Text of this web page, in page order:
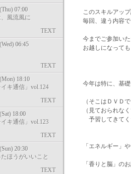
07:00
風流風に
TEXT
06:45
TEXT
18:10
イキ通信」vol.124
TEXT
18:00
イキ通信」vol.123
TEXT
20:30
ほうがいいこと
TEXT
このスキルアッ
毎回、違う内容
今までご参加い
お越しになって
今年は特に、基
（そこはＤＶＤで
（見ておられな
予習してきてく
「エネルギー」や
「香りと脳」の